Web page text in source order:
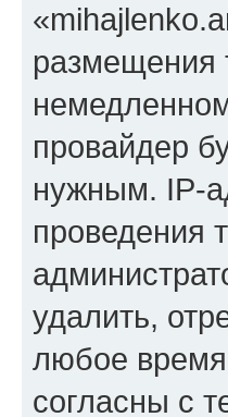
размещения
провайдер
нужным. IP-
проведения
удалить,
любое время
согласны с